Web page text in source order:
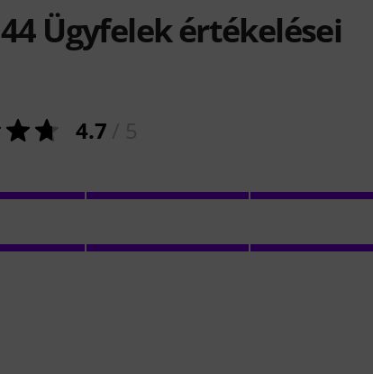
44Ügyfelek értékelései
4.7